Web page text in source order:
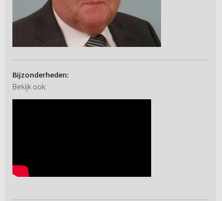
Bijzonderheden:
Bekijk ook: